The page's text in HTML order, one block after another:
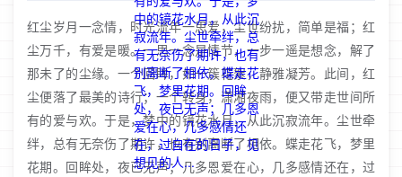
红尘岁月一念情，时光流年一思爱，尘世纷扰，简单是福；红
尘万千，有爱是暖。一思一念是情节，一步一遥是想念，解了
那未了的尘缘。一个回眸，如一簇花絮，静雅凝芳。此间，红
尘便落了最美的诗行；一个转身，潇湘夜雨，便又带走世间所
有的爱与欢。于是，梦中的镜花水月，从此沉寂流年。尘世牵
绊，总有无奈伤了期许，也有别离断了相依。蝶走花飞，梦里
花期。回眸处，夜已无声；几多恩爱在心，几多感情还在，过